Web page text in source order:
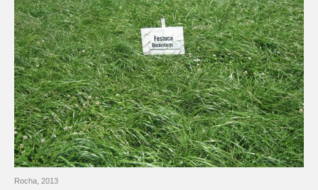
Rocha, 2013
ACEPTAR